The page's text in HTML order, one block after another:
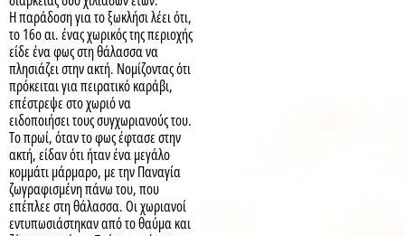
Η παράδοση για το ξωκλήσι λέει ότι,
το 16ο αι. ένας χωρικός της περιοχής
είδε ένα φως στη θάλασσα να
πλησιάζει στην ακτή. Νομίζοντας ότι
πρόκειται για πειρατικό καράβι,
επέστρεψε στο χωριό να
ειδοποιήσει τους συγχωριανούς του.
Το πρωί, όταν το φως έφτασε στην
ακτή, είδαν ότι ήταν ένα μεγάλο
κομμάτι μάρμαρο, με την Παναγία
ζωγραφισμένη πάνω του, που
επέπλεε στη θάλασσα. Οι χωριανοί
εντυπωσιάστηκαν από το θαύμα και